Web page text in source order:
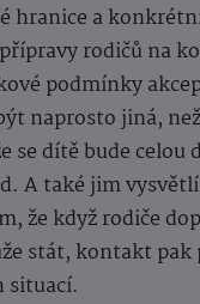
hranice a
rodičů na
podmínky
naprosto jiná,
dítě bude celou
A také jim
že když rodiče
stát, kontakt pak
situací.